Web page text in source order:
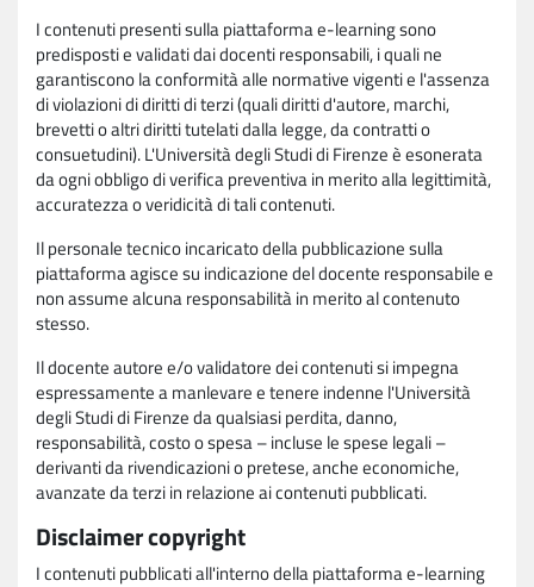
I contenuti presenti sulla piattaforma e-learning sono
predisposti e validati dai docenti responsabili, i quali ne
garantiscono la conformità alle normative vigenti e l'assenza
di violazioni di diritti di terzi (quali diritti d'autore, marchi,
brevetti o altri diritti tutelati dalla legge, da contratti o
consuetudini). L'Università degli Studi di Firenze è esonerata
da ogni obbligo di verifica preventiva in merito alla legittimità,
accuratezza o veridicità di tali contenuti.
Il personale tecnico incaricato della pubblicazione sulla
piattaforma agisce su indicazione del docente responsabile e
non assume alcuna responsabilità in merito al contenuto
stesso.
Il docente autore e/o validatore dei contenuti si impegna
espressamente a manlevare e tenere indenne l'Università
degli Studi di Firenze da qualsiasi perdita, danno,
responsabilità, costo o spesa – incluse le spese legali –
derivanti da rivendicazioni o pretese, anche economiche,
avanzate da terzi in relazione ai contenuti pubblicati.
Disclaimer copyright
I contenuti pubblicati all'interno della piattaforma e-learning